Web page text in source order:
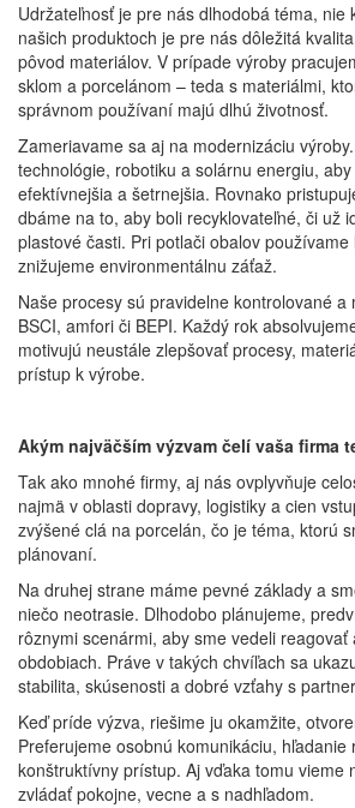
Udržateľnosť je pre nás dlhodobá téma, nie
našich produktoch je pre nás dôležitá
pôvod materiálov. V prípade výroby
sklom a porcelánom – teda s materiálmi,
správnom používaní majú dlhú životnosť.
Zameriavame sa aj na modernizáciu
technológie, robotiku a solárnu energiu,
efektívnejšia a šetrnejšia. Rovnako
dbáme na to, aby boli recyklovateľné, či už
plastové časti. Pri potlači obalov
znižujeme environmentálnu záťaž.
Naše procesy sú pravidelne kontrolované a
BSCI, amfori či BEPI. Každý rok
motivujú neustále zlepšovať procesy,
prístup k výrobe.
Akým najväčším výzvam čelí vaša firma
Tak ako mnohé firmy, aj nás ovplyvňuje
najmä v oblasti dopravy, logistiky a cien
zvýšené clá na porcelán, čo je téma, ktorú
plánovaní.
Na druhej strane máme pevné základy a
niečo neotrasie. Dlhodobo plánujeme,
rôznymi scenármi, aby sme vedeli reagovať
obdobiach. Práve v takých chvíľach sa
stabilita, skúsenosti a dobré vzťahy s
Keď príde výzva, riešime ju okamžite,
Preferujeme osobnú komunikáciu, hľadanie
konštruktívny prístup. Aj vďaka tomu vieme
zvládať pokojne, vecne a s nadhľadom.